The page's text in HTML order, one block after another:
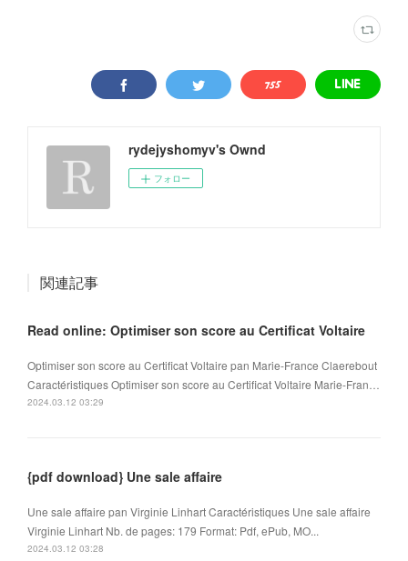
rydejyshomyv's Ownd
フォロー
関連記事
Read online: Optimiser son score au Certificat Voltaire
Optimiser son score au Certificat Voltaire pan Marie-France Claerebout
Caractéristiques Optimiser son score au Certificat Voltaire Marie-Fran…
2024.03.12 03:29
{pdf download} Une sale affaire
Une sale affaire pan Virginie Linhart Caractéristiques Une sale affaire
Virginie Linhart Nb. de pages: 179 Format: Pdf, ePub, MO...
2024.03.12 03:28